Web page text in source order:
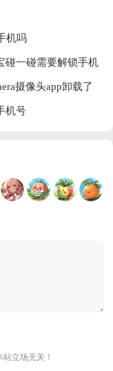
机吗
碰一碰需要解锁手机
摄像头app卸载了
机号
立场无关！